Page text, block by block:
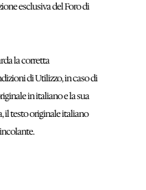
esclusiva del Foro di
la corretta
di Utilizzo, in caso di
in italiano e la sua
il testo originale italiano